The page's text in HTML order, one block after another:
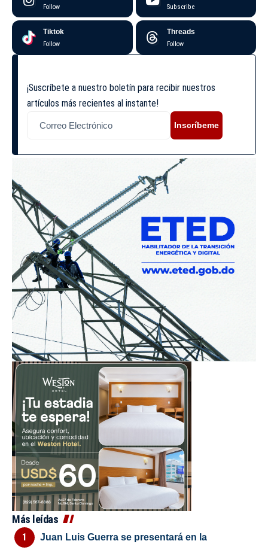
Follow Subscribe
Tiktok
Follow
Threads
Follow
¡Suscríbete a nuestro boletín para recibir nuestros
artículos más recientes al instante!
Inscríbeme
Más leídas
Juan Luis Guerra se presentará en la